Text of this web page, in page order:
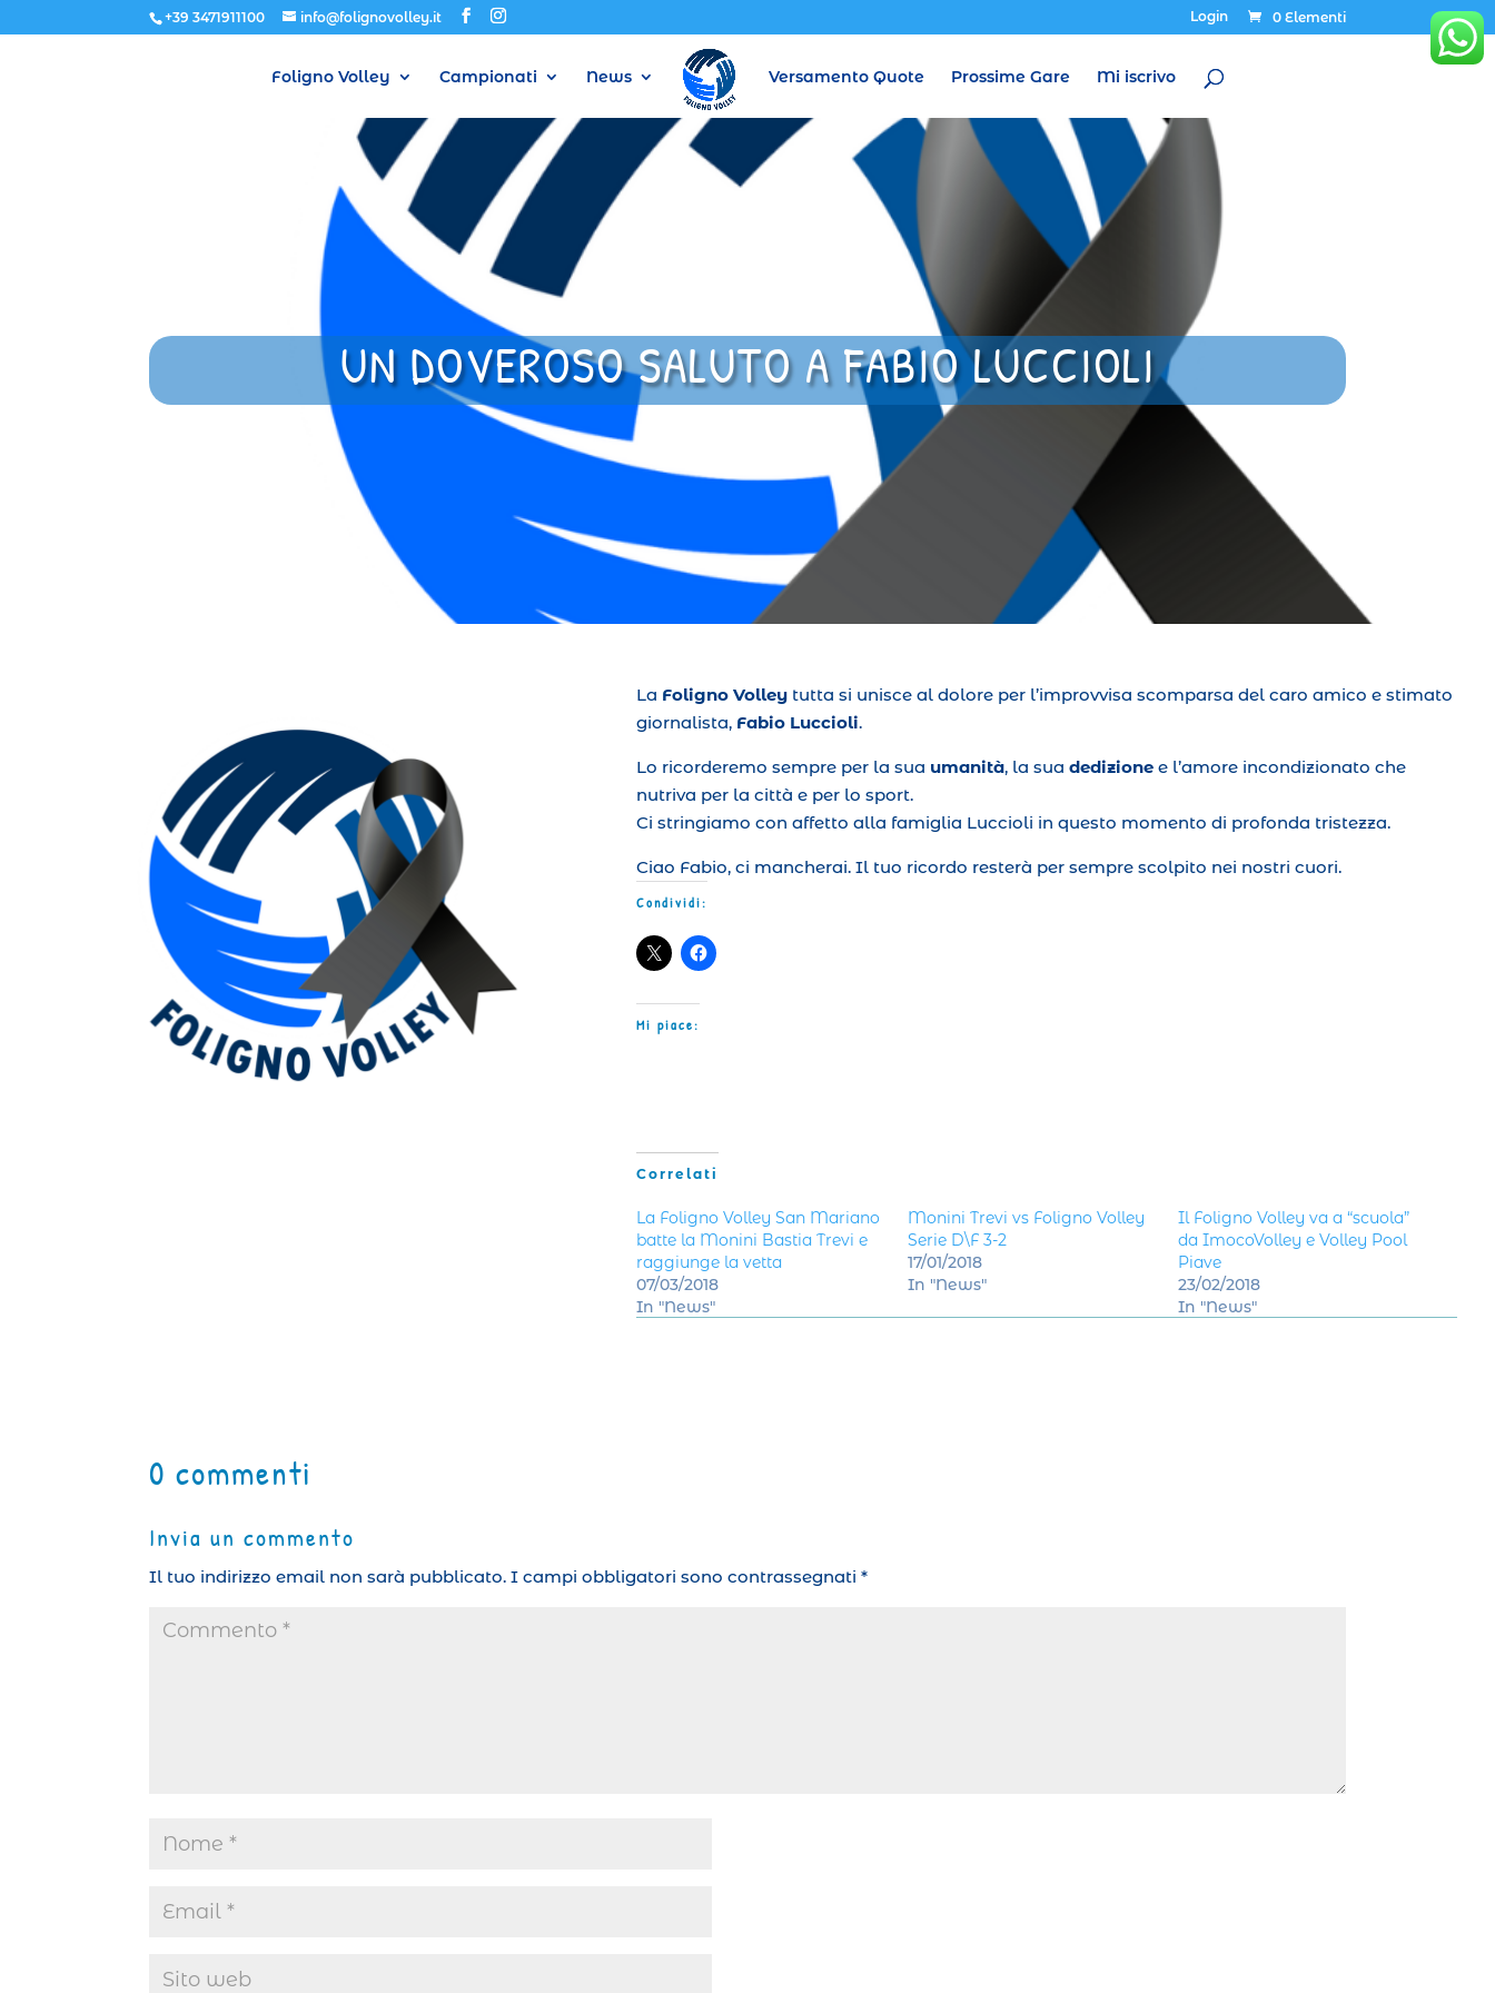
+39 3471911100 info@folignovolley.it Login 0 Elementi
Foligno Volley Campionati News Versamento Quote Prossime Gare Mi iscrivo
UN DOVEROSO SALUTO A FABIO LUCCIOLI
La Foligno Volley tutta si unisce al dolore per l’improvvisa scomparsa del caro amico e stimato
giornalista, Fabio Luccioli.
Lo ricorderemo sempre per la sua umanità, la suadedizione e l’amore incondizionato che
nutriva per la città e per lo sport.
Ci stringiamo con affetto alla famiglia Luccioli in questo momento di profonda tristezza.
Ciao Fabio, ci mancherai. Il tuo ricordo resterà per sempre scolpito nei nostri cuori.
Condividi:
Mi piace:
Correlati
La Foligno Volley San Mariano
batte la Monini Bastia Trevi e
raggiunge la vetta
07/03/2018
In "News"
Monini Trevi vs Foligno Volley
Serie D\F 3-2
17/01/2018
In "News"
Il Foligno Volley va a “scuola”
da ImocoVolley e Volley Pool
Piave
23/02/2018
In "News"
0 commenti
Invia un commento
Il tuo indirizzo email non sarà pubblicato. I campi obbligatori sono contrassegnati*